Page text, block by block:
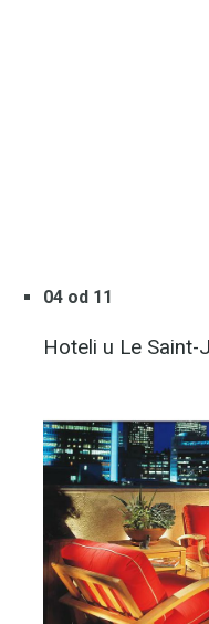
04 od 11
Hoteli u Le Saint-